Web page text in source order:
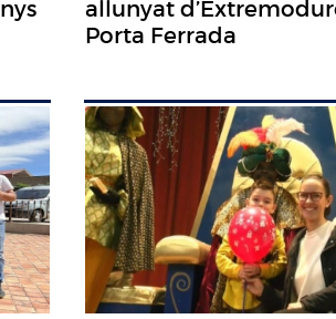
allunyat
Porta Ferrada